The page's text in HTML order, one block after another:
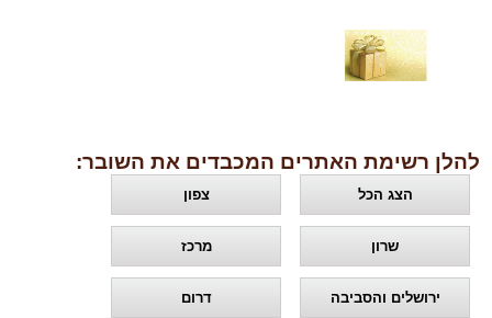
להלן רשימת האתרים המכבדים את השובר:
הצג הכל צפון
שרון מרכז
ירושלים והסביבה דרום